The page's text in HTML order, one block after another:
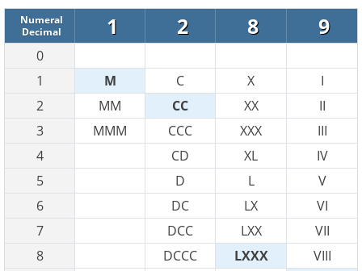
Numeral
Decimal
1 2 8 9
0
1
M C X
I
2
MM CC XX
II
3
MMM CCC XXX
III
4
CD XL
IV
5
D L
V
6
DC LX
VI
7
DCC LXX
VII
8
DCCC LXXX
VIII